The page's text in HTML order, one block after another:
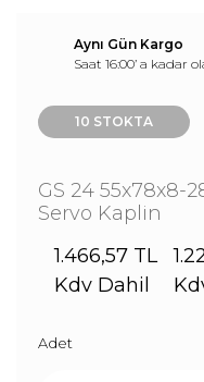
Aynı Gün Kargo
Saat 16:00’ a kadar
10 STOKTA
GS 24 55x78x8-
Servo Kaplin
1.466,57 TL
Kdv Dahil
Adet